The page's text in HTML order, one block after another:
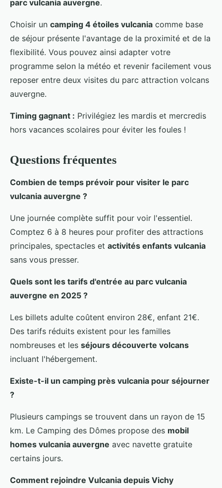
parc vulcania auvergne.
Choisir un camping 4 étoiles vulcania comme base
de séjour présente l'avantage de la proximité et de la
flexibilité. Vous pouvez ainsi adapter votre
programme selon la météo et revenir facilement vous
reposer entre deux visites du parc attraction volcans
auvergne.
Timing gagnant : Privilégiez les mardis et mercredis
hors vacances scolaires pour éviter les foules !
Questions fréquentes
Combien de temps prévoir pour visiter le parc
vulcania auvergne ?
Une journée complète suffit pour voir l'essentiel.
Comptez 6 à 8 heures pour profiter des attractions
principales, spectacles et activités enfants vulcania
sans vous presser.
Quels sont les tarifs d'entrée au parc vulcania
auvergne en 2025 ?
Les billets adulte coûtent environ 28€, enfant 21€.
Des tarifs réduits existent pour les familles
nombreuses et les séjours découverte volcans
incluant l'hébergement.
Existe-t-il un camping près vulcania pour séjourner
?
Plusieurs campings se trouvent dans un rayon de 15
km. Le Camping des Dômes propose des mobil
homes vulcania auvergne avec navette gratuite
certains jours.
Comment rejoindre Vulcania depuis Vichy